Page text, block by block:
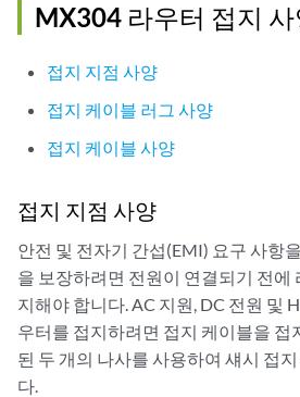
MX304 라우터 접지
접지 지점 사양
접지 케이블 러그 사양
접지 케이블 사양
접지 지점 사양
안전 및 전자기 간섭(EMI) 요구 사항
을 보장하려면 전원이 연결되기 전에
지해야 합니다. AC 지원, DC 전원 및
우터를 접지하려면 접지 케이블을 접
된 두 개의 나사를 사용하여 섀시 접
다.